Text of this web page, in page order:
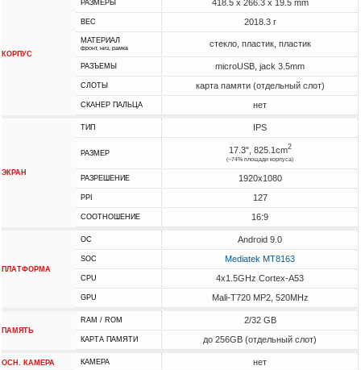
КОРПУС
РАЗМЕРЫ 418.5 x 266.3 x 19.5 mm
ВЕС 2018.3 г
МАТЕРИАЛ
фронт, низ, рамка стекло, пластик, пластик
РАЗЪЕМЫ microUSB, jack 3.5mm
СЛОТЫ карта памяти (отдельный слот)
СКАНЕР ПАЛЬЦА нет
ЭКРАН
ТИП IPS
РАЗМЕР 17.3", 825.1cm2
(~74% площади корпуса)
РАЗРЕШЕНИЕ 1920x1080
PPI 127
СООТНОШЕНИЕ 16:9
ПЛАТФОРМА
ОС Android 9.0
SOC Mediatek MT8163
CPU 4x1.5GHz Cortex-A53
GPU Mali-T720 MP2, 520MHz
ПАМЯТЬ
RAM / ROM 2/32 GB
КАРТА ПАМЯТИ до 256GB (отдельный слот)
ОСН. КАМЕРА КАМЕРА нет